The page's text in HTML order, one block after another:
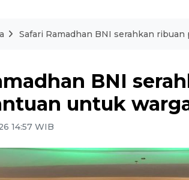
Safari Ramadhan BNI serahkan
BNI
untuk
14:57 WIB